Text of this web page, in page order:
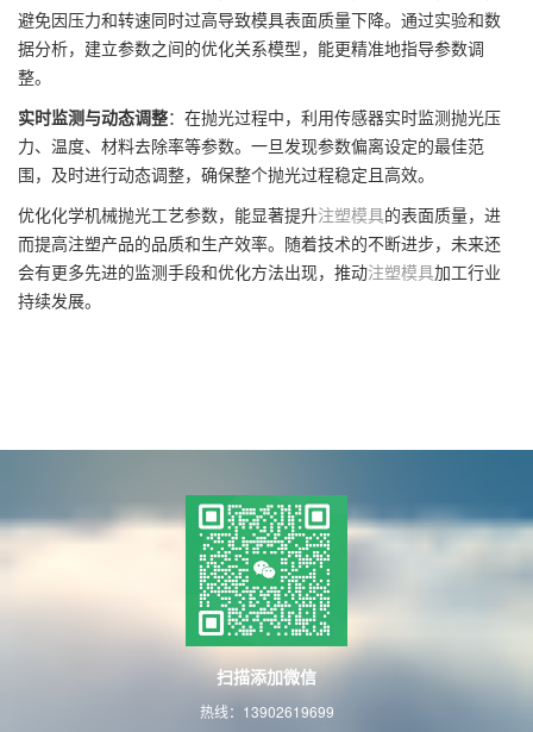
避免因压力和转速同时过高导致模具表面质量下降。通过实验和数
据分析，建立参数之间的优化关系模型，能更精准地指导参数调
整。
实时监测与动态调整：在抛光过程中，利用传感器实时监测抛光压
力、温度、材料去除率等参数。一旦发现参数偏离设定的最佳范
围，及时进行动态调整，确保整个抛光过程稳定且高效。
优化化学机械抛光工艺参数，能显著提升注塑模具的表面质量，进
而提高注塑产品的品质和生产效率。随着技术的不断进步，未来还
会有更多先进的监测手段和优化方法出现，推动注塑模具加工行业
持续发展。
扫描添加微信
热线：13902619699